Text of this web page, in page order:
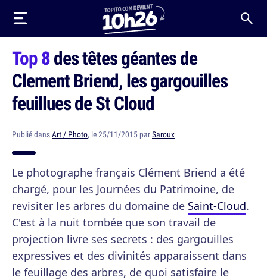
Top 8des têtes géantes de
Clement Briend, les gargouilles
feuillues de St Cloud
Publié dansArt / Photo, le 25/11/2015 parSaroux
Le photographe français Clément Briend a été
chargé, pour les Journées du Patrimoine, de
revisiter les arbres du domaine de Saint-Cloud.
C'est à la nuit tombée que son travail de
projection livre ses secrets : des gargouilles
expressives et des divinités apparaissent dans
le feuillage des arbres, de quoi satisfaire le